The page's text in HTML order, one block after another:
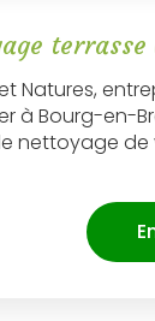
terrasse
Natures,
à Bourg-en-
nettoyage de